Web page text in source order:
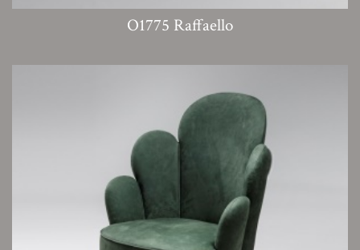
O1775 Raffaello